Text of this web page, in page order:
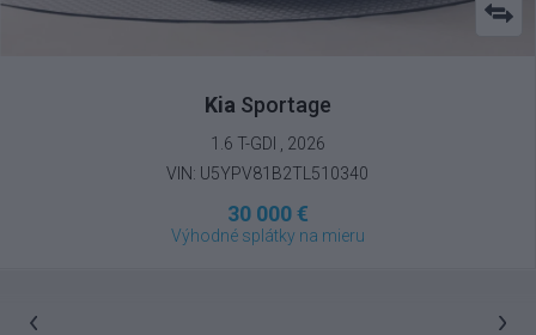
Kia Sportage
1.6 T-GDI , 2026
VIN: U5YPV81B2TL510340
30 000 €
Výhodné splátky na mieru